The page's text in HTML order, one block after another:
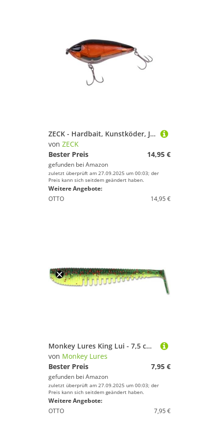
ZECK - Hardbait, Kunstköder, Jerkbait - Rogue Glider 10 cm | 1 m S - Motoroil
von ZECK
Bester Preis
14,95 €
gefunden bei Amazon
zuletzt überprüft am 27.09.2025 um 00:03; der
Preis kann sich seitdem geändert haben.
Weitere Angebote:
OTTO
14,95 €
Monkey Lures King Lui - 7,5 cm, 10 cm, 12,5 cm, 14 cm - Big L Köder, Gummifisch, Angelköder, Softbait, Zanderköder, Kunstköder Angeln, Gummiköder (Chili Cheese - stark UV aktiv, 10 cm)
von Monkey Lures
Bester Preis
7,95 €
gefunden bei Amazon
zuletzt überprüft am 27.09.2025 um 00:03; der
Preis kann sich seitdem geändert haben.
Weitere Angebote:
OTTO
7,95 €